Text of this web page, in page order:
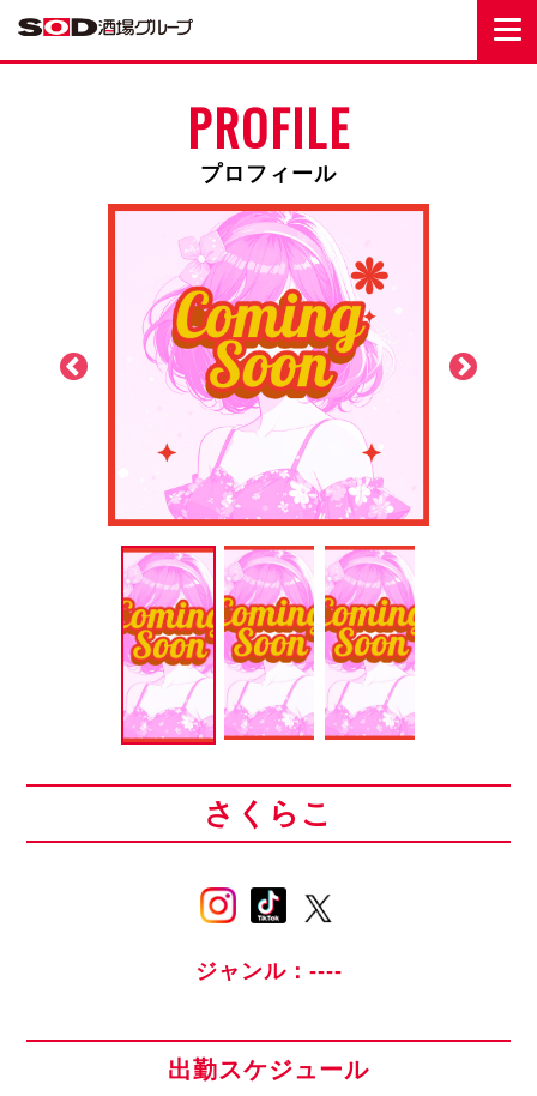
PROFILE
プロフィール
さくらこ
ジャンル：----
出勤スケジュール